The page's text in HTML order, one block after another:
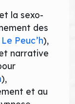
la sexo-
des
Le Peuc’h),
narrative
),
et au